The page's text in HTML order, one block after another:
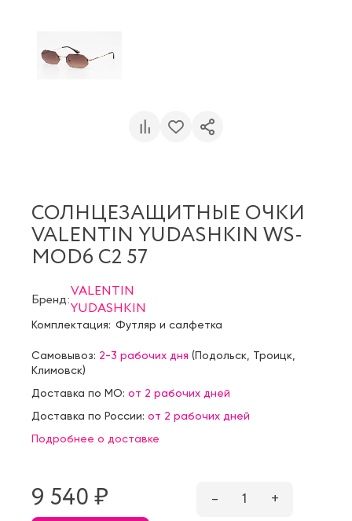
СОЛНЦЕЗАЩИТНЫЕ ОЧКИ
VALENTIN YUDASHKIN WS-
MOD6 C2 57
Бренд:VALENTIN
YUDASHKIN
Комплектация: Футляр и салфетка
Самовывоз: 2-3 рабочих дня (Подольск Троицк
Климовск)
Доставка по МО: от 2 рабочих дней
Доставка по России: от 2 рабочих дней
Подробнее о доставке
9 540 ₷ – 1 +